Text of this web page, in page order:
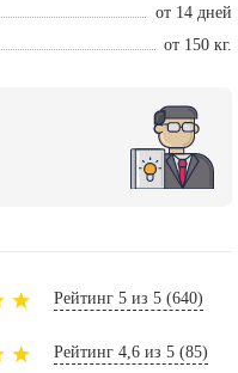
от 14 дней
от 150 кг.
Рейтинг 5 из 5 (640)
Рейтинг 4,6 из 5 (85)